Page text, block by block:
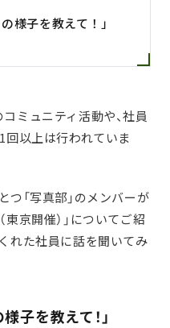
様子を教えて！」
ミュニティ活動や、社員
回以上は行われていま
つ「写真部」のメンバーが
京開催）」についてご紹
れた社員に話を聞いてみ
子を教えて！」